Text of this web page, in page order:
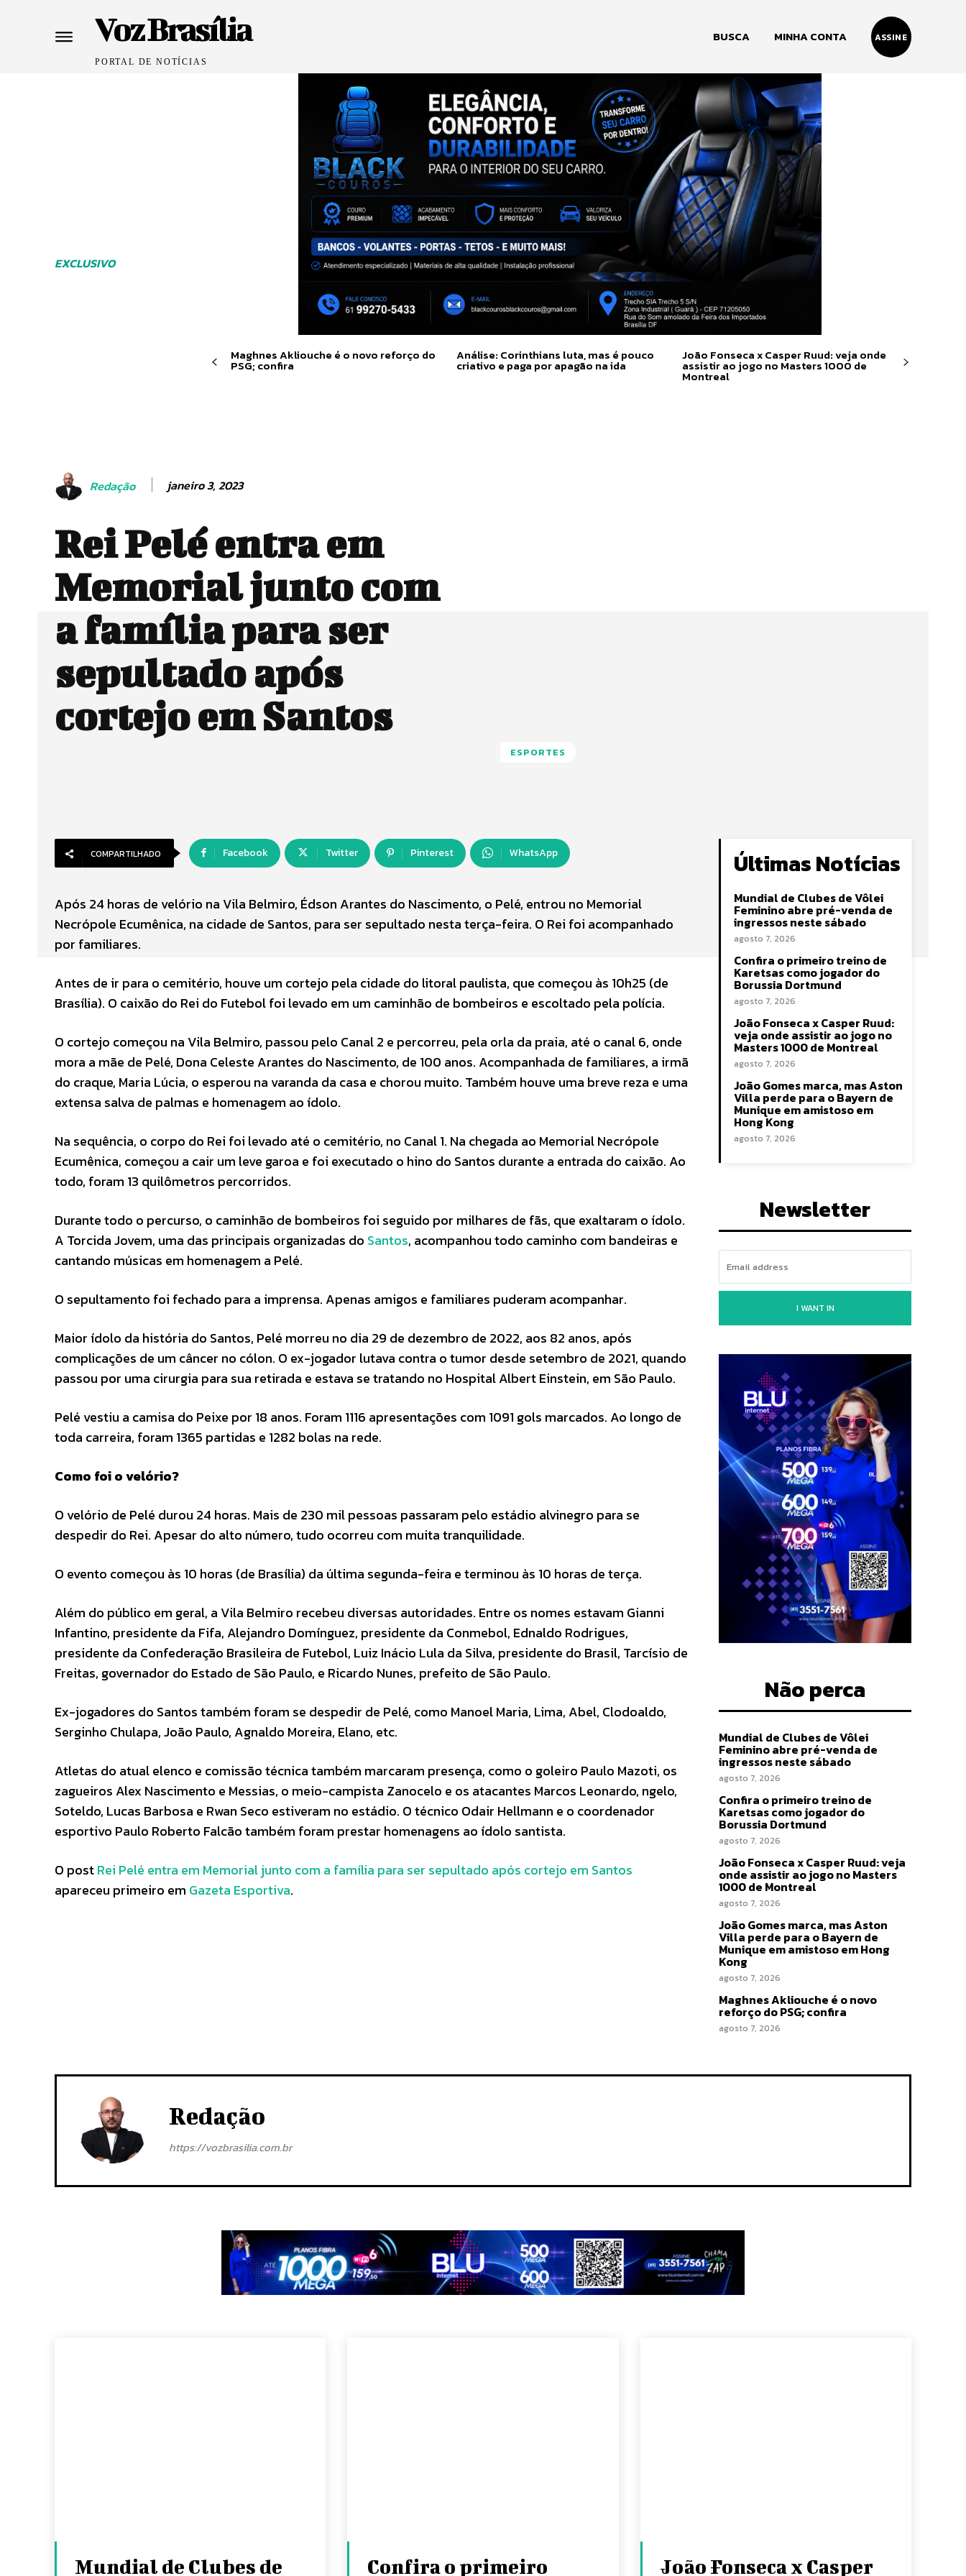
Voz Brasília
PORTAL DE NOTÍCIAS
BUSCA MINHA CONTA ASSINE
EXCLUSIVO
Maghnes Akliouche é o novo reforço do
PSG; confira
Análise: Corinthians luta, mas é pouco
criativo e paga por apagão na ida
João Fonseca x Casper Ruud: veja onde
assistir ao jogo no Masters 1000 de
Montreal
Redação janeiro 3, 2023
Rei Pelé entra em
Memorial junto com
a família para ser
sepultado após
cortejo em Santos
ESPORTES
COMPARTILHADO Facebook Twitter Pinterest WhatsApp
Após 24 horas de velório na Vila Belmiro, Édson Arantes do Nascimento, o Pelé, entrou no Memorial
Necrópole Ecumênica, na cidade de Santos, para ser sepultado nesta terça-feira. O Rei foi acompanhado
por familiares.
Antes de ir para o cemitério, houve um cortejo pela cidade do litoral paulista, que começou às 10h25 (de
Brasília). O caixão do Rei do Futebol foi levado em um caminhão de bombeiros e escoltado pela polícia.
O cortejo começou na Vila Belmiro, passou pelo Canal 2 e percorreu, pela orla da praia, até o canal 6, onde
mora a mãe de Pelé, Dona Celeste Arantes do Nascimento, de 100 anos. Acompanhada de familiares, a irmã
do craque, Maria Lúcia, o esperou na varanda da casa e chorou muito. Também houve uma breve reza e uma
extensa salva de palmas e homenagem ao ídolo.
Na sequência, o corpo do Rei foi levado até o cemitério, no Canal 1. Na chegada ao Memorial Necrópole
Ecumênica, começou a cair um leve garoa e foi executado o hino do Santos durante a entrada do caixão. Ao
todo, foram 13 quilômetros percorridos.
Durante todo o percurso, o caminhão de bombeiros foi seguido por milhares de fãs, que exaltaram o ídolo.
A Torcida Jovem, uma das principais organizadas do Santos, acompanhou todo caminho com bandeiras e
cantando músicas em homenagem a Pelé.
O sepultamento foi fechado para a imprensa. Apenas amigos e familiares puderam acompanhar.
Maior ídolo da história do Santos, Pelé morreu no dia 29 de dezembro de 2022, aos 82 anos, após
complicações de um câncer no cólon. O ex-jogador lutava contra o tumor desde setembro de 2021, quando
passou por uma cirurgia para sua retirada e estava se tratando no Hospital Albert Einstein, em São Paulo.
Pelé vestiu a camisa do Peixe por 18 anos. Foram 1116 apresentações com 1091 gols marcados. Ao longo de
toda carreira, foram 1365 partidas e 1282 bolas na rede.
Como foi o velório?
O velório de Pelé durou 24 horas. Mais de 230 mil pessoas passaram pelo estádio alvinegro para se
despedir do Rei. Apesar do alto número, tudo ocorreu com muita tranquilidade.
O evento começou às 10 horas (de Brasília) da última segunda-feira e terminou às 10 horas de terça.
Além do público em geral, a Vila Belmiro recebeu diversas autoridades. Entre os nomes estavam Gianni
Infantino, presidente da Fifa, Alejandro Domínguez, presidente da Conmebol, Ednaldo Rodrigues,
presidente da Confederação Brasileira de Futebol, Luiz Inácio Lula da Silva, presidente do Brasil, Tarcísio de
Freitas, governador do Estado de São Paulo, e Ricardo Nunes, prefeito de São Paulo.
Ex-jogadores do Santos também foram se despedir de Pelé, como Manoel Maria, Lima, Abel, Clodoaldo,
Serginho Chulapa, João Paulo, Agnaldo Moreira, Elano, etc.
Atletas do atual elenco e comissão técnica também marcaram presença, como o goleiro Paulo Mazoti, os
zagueiros Alex Nascimento e Messias, o meio-campista Zanocelo e os atacantes Marcos Leonardo, ngelo,
Soteldo, Lucas Barbosa e Rwan Seco estiveram no estádio. O técnico Odair Hellmann e o coordenador
esportivo Paulo Roberto Falcão também foram prestar homenagens ao ídolo santista.
O postRei Pelé entra em Memorial junto com a família para ser sepultado após cortejo em Santos
apareceu primeiro em Gazeta Esportiva.
Últimas Notícias
Mundial de Clubes de Vôlei
Feminino abre pré-venda de
ingressos neste sábado
agosto 7, 2026
Confira o primeiro treino de
Karetsas como jogador do
Borussia Dortmund
agosto 7, 2026
João Fonseca x Casper Ruud:
veja onde assistir ao jogo no
Masters 1000 de Montreal
agosto 7, 2026
João Gomes marca, mas Aston
Villa perde para o Bayern de
Munique em amistoso em
Hong Kong
agosto 7, 2026
Newsletter
I WANT IN
Não perca
Mundial de Clubes de Vôlei
Feminino abre pré-venda de
ingressos neste sábado
agosto 7, 2026
Confira o primeiro treino de
Karetsas como jogador do
Borussia Dortmund
agosto 7, 2026
João Fonseca x Casper Ruud: veja
onde assistir ao jogo no Masters
1000 de Montreal
agosto 7, 2026
João Gomes marca, mas Aston
Villa perde para o Bayern de
Munique em amistoso em Hong
Kong
agosto 7, 2026
Maghnes Akliouche é o novo
reforço do PSG; confira
agosto 7, 2026
Redação
https://vozbrasilia.com.br
Mundial de Clubes de Confira o primeiro João Fonseca x Casper